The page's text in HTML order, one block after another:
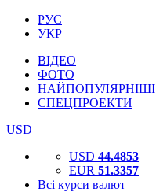
РУС
УКР
ВІДЕО
ФОТО
НАЙПОПУЛЯРНІШІ
СПЕЦПРОЕКТИ
USD
USD 44.4853
EUR 51.3357
Всі курси валют